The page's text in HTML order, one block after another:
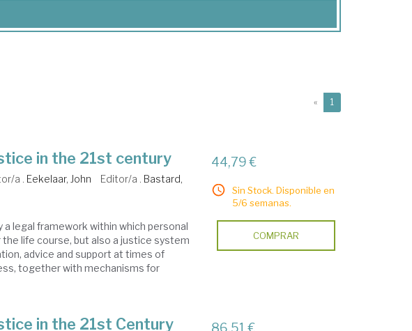
« 1
in the 21st century
a . Eekelaar, John Editor/a . Bastard,
a legal framework within which personal
life course, but also a justice system
advice and support at times of
together with mechanisms for
44,79 €
Sin Stock. Disponible en
5/6 semanas.
COMPRAR
in the 21st Century 86,51 €